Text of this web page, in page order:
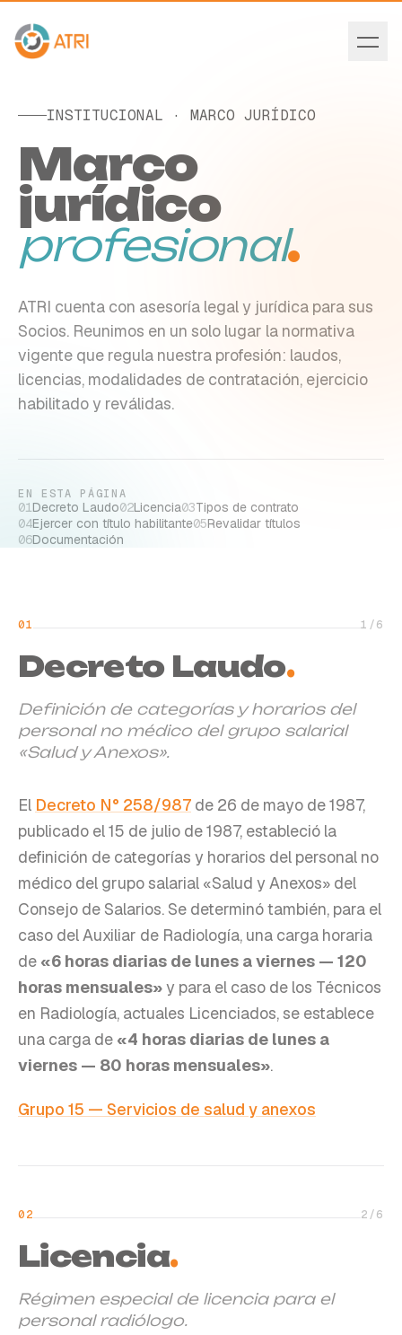
INSTITUCIONAL · MARCO JURÍDICO
Marco
jurídico
profesional.
ATRI cuenta con asesoría legal y jurídica para sus
Socios. Reunimos en un solo lugar la normativa
vigente que regula nuestra profesión: laudos,
licencias, modalidades de contratación, ejercicio
habilitado y reválidas.
EN ESTA PÁGINA
01 Decreto Laudo02Licencia03Tipos de contrato
04Ejercer con título habilitante05Revalidar títulos
06Documentación
01 1 /6
Decreto Laudo.
Definición de categorías y horarios del
personal no médico del grupo salarial
«Salud y Anexos».
El Decreto N° 258/987 de 26 de mayo de 1987,
publicado el 15 de julio de 1987, estableció la
definición de categorías y horarios del personal no
médico del grupo salarial «Salud y Anexos» del
Consejo de Salarios. Se determinó también, para el
caso del Auxiliar de Radiología, una carga horaria
de «6 horas diarias de lunes a viernes — 120
horas mensuales»y para el caso de los Técnicos
en Radiología, actuales Licenciados, se establece
una carga de «4 horas diarias de lunes a
viernes — 80 horas mensuales».
Grupo 15 — Servicios de salud y anexos
02 2 /6
Licencia.
Régimen especial de licencia para el
personal radiólogo.